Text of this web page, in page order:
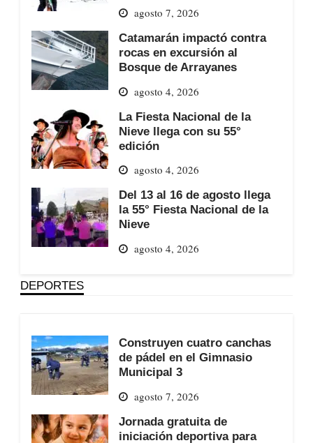
agosto 7, 2026
Catamarán impactó contra
rocas en excursión al
Bosque de Arrayanes
agosto 4, 2026
La Fiesta Nacional de la
Nieve llega con su 55°
edición
agosto 4, 2026
Del 13 al 16 de agosto llega
la 55° Fiesta Nacional de la
Nieve
agosto 4, 2026
DEPORTES
Construyen cuatro canchas
de pádel en el Gimnasio
Municipal 3
agosto 7, 2026
Jornada gratuita de
iniciación deportiva para